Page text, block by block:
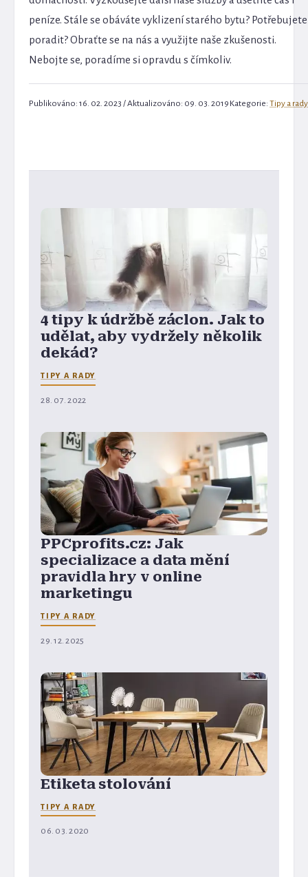
peníze. Stále se obáváte vyklizení starého bytu? Potřebujete
poradit? Obraťte se na nás a využijte naše zkušenosti.
Nebojte se, poradíme si opravdu s čímkoliv.
Publikováno: 16. 02. 2023 / Aktualizováno: 09. 03. 2019 Kategorie: Tipy a rady
4 tipy k údržbě záclon. Jak to
udělat, aby vydržely několik
dekád?
TIPY A RADY
28. 07. 2022
PPCprofits.cz: Jak
specializace a data mění
pravidla hry v online
marketingu
TIPY A RADY
29. 12. 2025
Etiketa stolování
TIPY A RADY
06. 03. 2020